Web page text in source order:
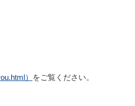
） をご覧ください。